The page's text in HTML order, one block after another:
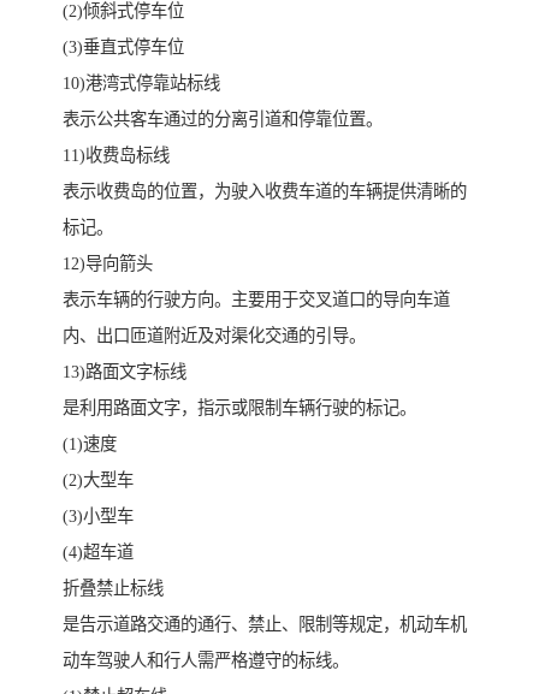
(2)倾斜式停车位
(3)垂直式停车位
10)港湾式停靠站标线
表示公共客车通过的分离引道和停靠位置。
11)收费岛标线
表示收费岛的位置，为驶入收费车道的车辆提供清晰的
标记。
12)导向箭头
表示车辆的行驶方向。主要用于交叉道口的导向车道
内、出口匝道附近及对渠化交通的引导。
13)路面文字标线
是利用路面文字，指示或限制车辆行驶的标记。
(1)速度
(2)大型车
(3)小型车
(4)超车道
折叠禁止标线
是告示道路交通的通行、禁止、限制等规定，机动车机
动车驾驶人和行人需严格遵守的标线。